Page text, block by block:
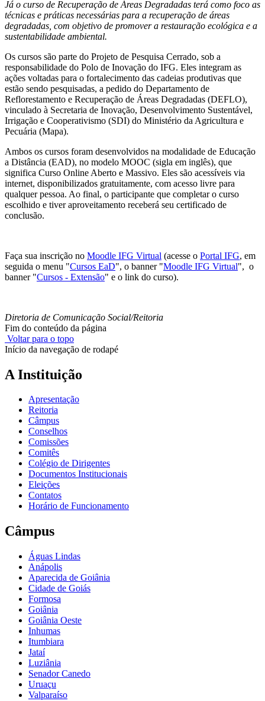
Já o curso de Recuperação de Áreas Degradadas terá como foco as
técnicas e práticas necessárias para a recuperação de áreas
degradadas, com objetivo de promover a restauração ecológica e a
sustentabilidade ambiental.
Os cursos são parte do Projeto de Pesquisa Cerrado, sob a
responsabilidade do Polo de Inovação do IFG. Eles integram as
ações voltadas para o fortalecimento das cadeias produtivas que
estão sendo pesquisadas, a pedido do Departamento de
Reflorestamento e Recuperação de Áreas Degradadas (DEFLO),
vinculado à Secretaria de Inovação, Desenvolvimento Sustentável,
Irrigação e Cooperativismo (SDI) do Ministério da Agricultura e
Pecuária (Mapa).
Ambos os cursos foram desenvolvidos na modalidade de Educação
a Distância (EAD), no modelo MOOC (sigla em inglês), que
significa Curso Online Aberto e Massivo. Eles são acessíveis via
internet, disponibilizados gratuitamente, com acesso livre para
qualquer pessoa. Ao final, o participante que completar o curso
escolhido e tiver aproveitamento receberá seu certificado de
conclusão.
Faça sua inscrição no Moodle IFG Virtual (acesse o Portal IFG, em
seguida o menu "Cursos EaD", o banner "Moodle IFG Virtual", o
banner "Cursos - Extensão" e o link do curso).
Diretoria de Comunicação Social/Reitoria
Fim do conteúdo da página
Voltar para o topo
Início da navegação de rodapé
A Instituição
Apresentação
Reitoria
Câmpus
Conselhos
Comissões
Comitês
Colégio de Dirigentes
Documentos Institucionais
Eleições
Contatos
Horário de Funcionamento
Câmpus
Águas Lindas
Anápolis
Aparecida de Goiânia
Cidade de Goiás
Formosa
Goiânia
Goiânia Oeste
Inhumas
Itumbiara
Jataí
Luziânia
Senador Canedo
Uruaçu
Valparaíso